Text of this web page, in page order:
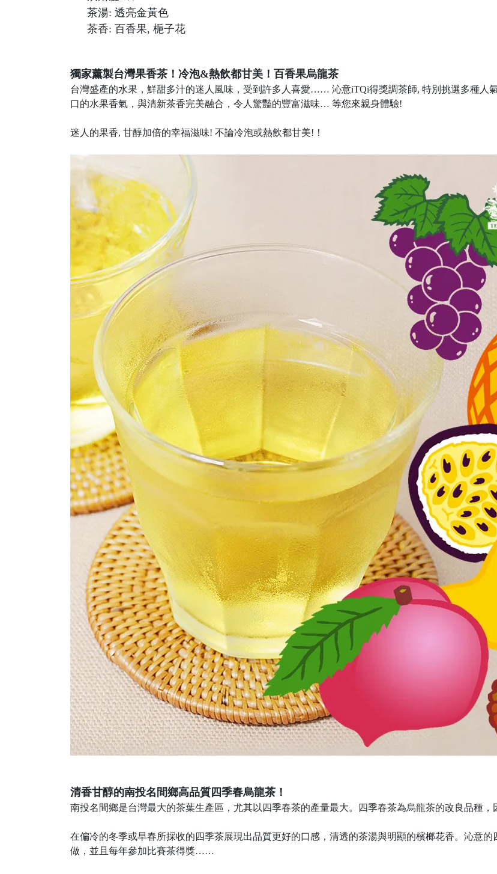
茶湯: 透亮金黃色
茶香: 百香果, 梔子花
獨家薰製台灣果香茶！冷泡&熱飲都甘美！百香果烏龍茶
台灣盛產的水果，鮮甜多汁的迷人風味，受到許多人喜愛…… 沁意iTQi得獎調茶師, 特別挑選多種人
口的水果香氣，與清新茶香完美融合，令人驚豔的豐富滋味… 等您來親身體驗!
迷人的果香, 甘醇加倍的幸福滋味! 不論冷泡或熱飲都甘美!！
清香甘醇的南投名間鄉高品質四季春烏龍茶！
南投名間鄉是台灣最大的茶葉生產區，尤其以四季春茶的產量最大。四季春茶為烏龍茶的改良品種，
在偏冷的冬季或早春所採收的四季茶展現出品質更好的口感，清透的茶湯與明顯的檳榔花香。沁意
做，並且每年參加比賽茶得獎……